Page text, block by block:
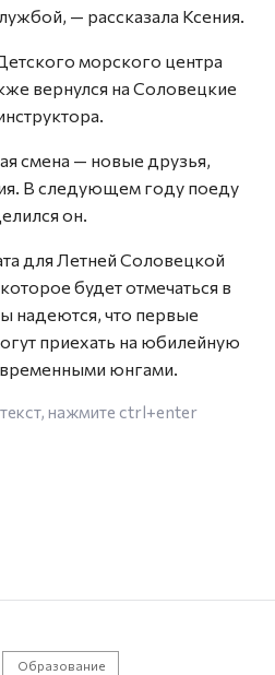
— рассказала Ксения.
морского центра
вернулся на Соловецкие
смена — новые друзья,
В следующем году поеду
он.
для Летней Соловецкой
будет отмечаться в
надеются, что первые
приехать на юбилейную
юнгами.
нажмите ctrl+enter
Образование